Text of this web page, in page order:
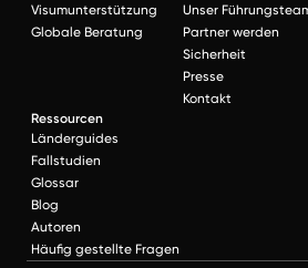
Visumunterstützung
Globale Beratung
Unser
Partner werden
Sicherheit
Presse
Kontakt
Ressourcen
Länderguides
Fallstudien
Glossar
Blog
Autoren
Häufig gestellte Fragen